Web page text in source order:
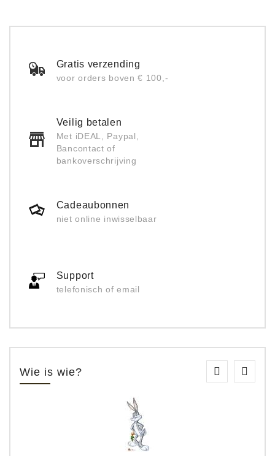
Gratis verzending
voor orders boven € 100,-
Veilig betalen
Met iDEAL, Paypal,
Bancontact of
bankoverschrijving
Cadeaubonnen
niet online inwisselbaar
Support
telefonisch of email
Wie is wie?